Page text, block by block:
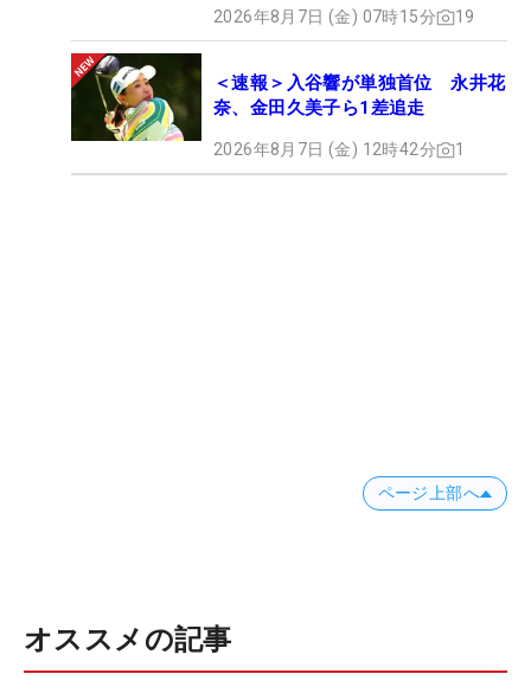
2026年8月7日 (金) 07時15分 19
＜速報＞入谷響が単独首位 永井花
奈、金田久美子ら1差追走
2026年8月7日 (金) 12時42分 1
ページ上部へ
オススメの記事